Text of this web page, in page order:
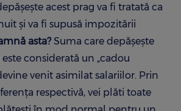
acest prag va fi tratată ca
și va fi supusă impozitării
asta?Suma care depășește
considerată un „cadou
venit asimilat salariilor. Prin
respectivă, vei plăti toate